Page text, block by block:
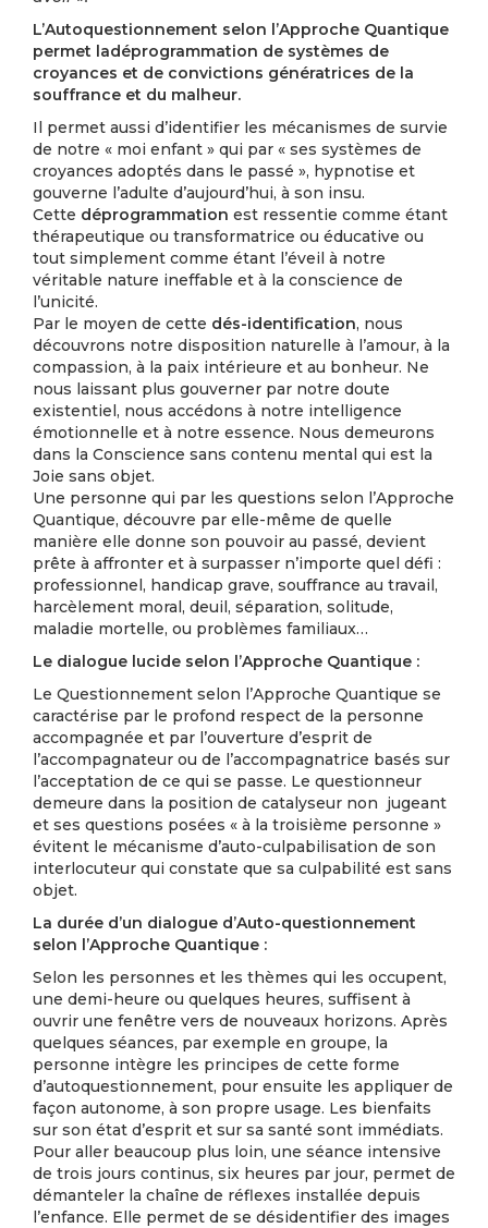
L’Autoquestionnement selon l’Approche Quantique
permet ladéprogrammation de systèmes de
croyances et de convictions génératrices de la
souffrance et du malheur.
Il permet aussi d’identifier les mécanismes de survie
de notre « moi enfant » qui par « ses systèmes de
croyances adoptés dans le passé », hypnotise et
gouverne l’adulte d’aujourd’hui, à son insu.
Cette déprogrammation est ressentie comme étant
thérapeutique ou transformatrice ou éducative ou
tout simplement comme étant l’éveil à notre
véritable nature ineffable et à la conscience de
l’unicité.
Par le moyen de cette dés-identification, nous
découvrons notre disposition naturelle à l’amour, à la
compassion, à la paix intérieure et au bonheur. Ne
nous laissant plus gouverner par notre doute
existentiel, nous accédons à notre intelligence
émotionnelle et à notre essence. Nous demeurons
dans la Conscience sans contenu mental qui est la
Joie sans objet.
Une personne qui par les questions selon l’Approche
Quantique, découvre par elle-même de quelle
manière elle donne son pouvoir au passé, devient
prête à affronter et à surpasser n’importe quel défi :
professionnel, handicap grave, souffrance au travail,
harcèlement moral, deuil, séparation, solitude,
maladie mortelle, ou problèmes familiaux…
Le dialogue lucide selon l’Approche Quantique :
Le Questionnement selon l’Approche Quantique se
caractérise par le profond respect de la personne
accompagnée et par l’ouverture d’esprit de
l’accompagnateur ou de l’accompagnatrice basés sur
l’acceptation de ce qui se passe. Le questionneur
demeure dans la position de catalyseur non jugeant
et ses questions posées « à la troisième personne »
évitent le mécanisme d’auto-culpabilisation de son
interlocuteur qui constate que sa culpabilité est sans
objet.
La durée d’un dialogue d’Auto-questionnement
selon l’Approche Quantique :
Selon les personnes et les thèmes qui les occupent,
une demi-heure ou quelques heures, suffisent à
ouvrir une fenêtre vers de nouveaux horizons. Après
quelques séances, par exemple en groupe, la
personne intègre les principes de cette forme
d’autoquestionnement, pour ensuite les appliquer de
façon autonome, à son propre usage. Les bienfaits
sur son état d’esprit et sur sa santé sont immédiats.
Pour aller beaucoup plus loin, une séance intensive
de trois jours continus, six heures par jour, permet de
démanteler la chaîne de réflexes installée depuis
l’enfance. Elle permet de se désidentifier des images